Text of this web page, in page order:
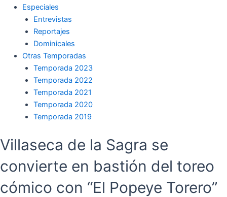
Especiales
Entrevistas
Reportajes
Dominicales
Otras Temporadas
Temporada 2023
Temporada 2022
Temporada 2021
Temporada 2020
Temporada 2019
Villaseca de la Sagra se
convierte en bastión del toreo
cómico con “El Popeye Torero”